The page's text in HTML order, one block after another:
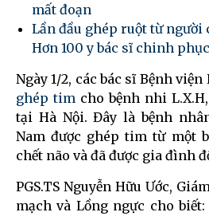
mất đoạn
Lần đầu ghép ruột từ người
Hơn 100 y bác sĩ chinh
Ngày 1/2, các bác sĩ Bệnh
ghép tim cho bệnh nhi
tại Hà Nội. Đây là bệnh
Nam được ghép tim từ một
chết não và đã được gia đình
PGS.TS Nguyễn Hữu Ước,
mạch và Lồng ngực cho